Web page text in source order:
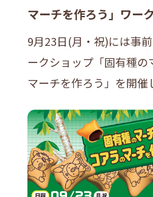
マーチを作ろう」ワー
9月23日(月・祝)には事
ークショップ「固有種の
マーチを作ろう」を開催